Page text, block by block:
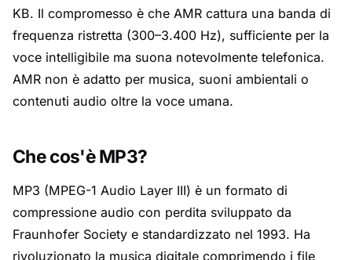
KB. Il compromesso è che AMR cattura una banda di
frequenza ristretta (300–3.400 Hz), sufficiente per la
voce intelligibile ma suona notevolmente telefonica.
AMR non è adatto per musica, suoni ambientali o
contenuti audio oltre la voce umana.
Che cos'è MP3?
MP3 (MPEG-1 Audio Layer III) è un formato di
compressione audio con perdita sviluppato da
Fraunhofer Society e standardizzato nel 1993. Ha
rivoluzionato la musica digitale comprimendo i file